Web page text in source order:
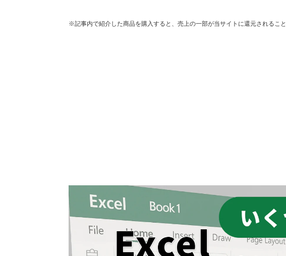
※記事内で紹介した商品を購入すると、売上の一部が当サイトに還元されること